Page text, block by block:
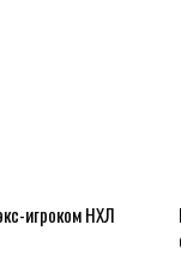
игроком НХЛ